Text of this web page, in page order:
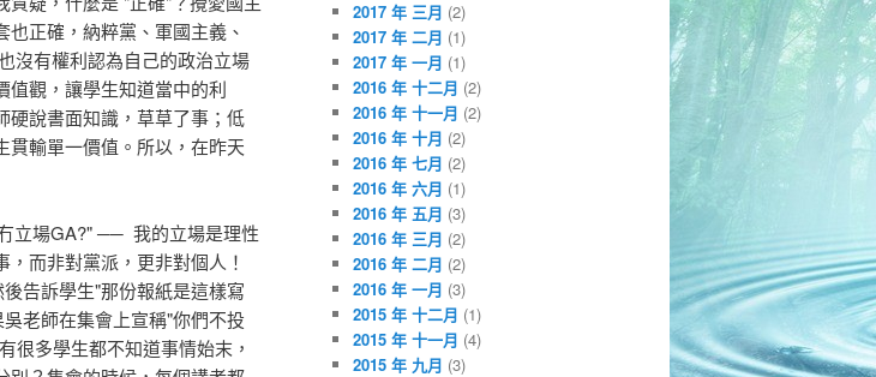
正確，納粹黨、軍國主義、
沒有權利認為自己的政治立場
值觀，讓學生知道當中的利
硬說書面知識，草草了事；低
貫輸單一價值。所以，在昨天
立場GA?" ── 我的立場是理性
而非對黨派，更非對個人！
告訴學生"那份報紙是這樣寫
老師在集會上宣稱"你們不投
很多學生都不知道事情始末，
2017 年 三月 (2)
2017 年 二月 (1)
2017 年 一月 (1)
2016 年 十二月 (2)
2016 年 十一月 (2)
2016 年 十月 (2)
2016 年 七月 (2)
2016 年 六月 (1)
2016 年 五月 (3)
2016 年 三月 (2)
2016 年 二月 (2)
2016 年 一月 (3)
2015 年 十二月 (1)
2015 年 十一月 (4)
2015 年 九月 (3)